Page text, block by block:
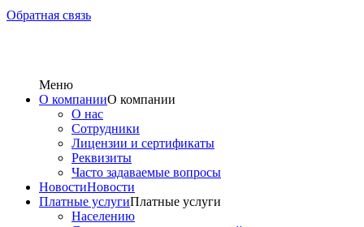
Обратная связь
Меню
О компанииО компании
О нас
Сотрудники
Лицензии и сертификаты
Реквизиты
Часто задаваемые вопросы
НовостиНовости
Платные услугиПлатные услуги
Населению